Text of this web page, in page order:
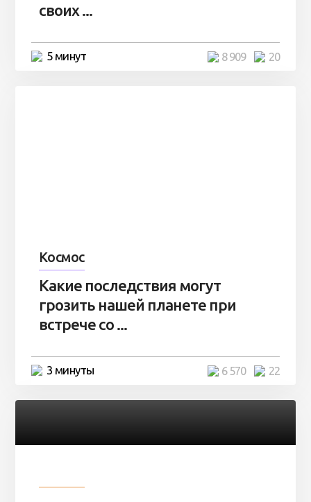
своих ...
5 минут 20
8 909
Космос
Какие последствия могут
грозить нашей планете при
встрече со ...
3 минуты 22
6 570